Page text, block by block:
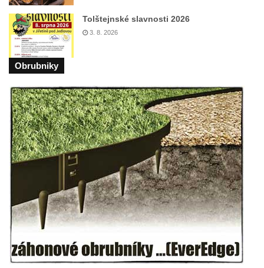
Silniční most u Bakova nad Jizerou
Kamenný most přes Rokytku v Kryštofově
Údolí
Železniční most u Noviny
Kamenný most přes Mandavu v Rumburku
Most Sychrov-04 v Radostíně
Železniční most u Sychrova
Železniční most v Zahrádkách
Barbořin most u Zahrádek
Staroměstský most v Děčíně
Kamenný most v Rabštejně nad Střelou
Krytá lávka v Kynšperku nad Ohří
Akvadukt na Chřibské Kamenici
Ovčí most u Tisové v Krušných horách
Tolštejnské slavnosti 2026
3. 8. 2026
Obrubniky